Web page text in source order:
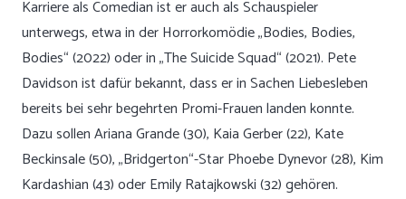
Karriere als Comedian ist er auch als Schauspieler
unterwegs, etwa in der Horrorkomödie „Bodies, Bodies,
Bodies“ (2022) oder in „The Suicide Squad“ (2021). Pete
Davidson ist dafür bekannt, dass er in Sachen Liebesleben
bereits bei sehr begehrten Promi-Frauen landen konnte.
Dazu sollen Ariana Grande (30), Kaia Gerber (22), Kate
Beckinsale (50), „Bridgerton“-Star Phoebe Dynevor (28), Kim
Kardashian (43) oder Emily Ratajkowski (32) gehören.